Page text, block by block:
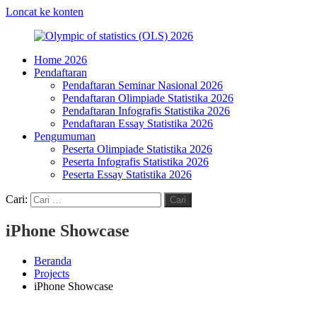
Loncat ke konten
Olympic
HMJ
Home 2026
Pendaftaran
Pendaftaran Seminar Nasional 2026
Pendaftaran Olimpiade Statistika 2026
Pendaftaran Infografis Statistika 2026
Pendaftaran Essay Statistika 2026
Pengumuman
Peserta Olimpiade Statistika 2026
Peserta Infografis Statistika 2026
Peserta Essay Statistika 2026
Cari: Cari
iPhone Showcase
Beranda
Projects
iPhone Showcase